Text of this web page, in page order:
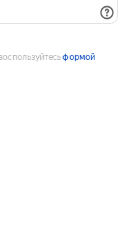
формой